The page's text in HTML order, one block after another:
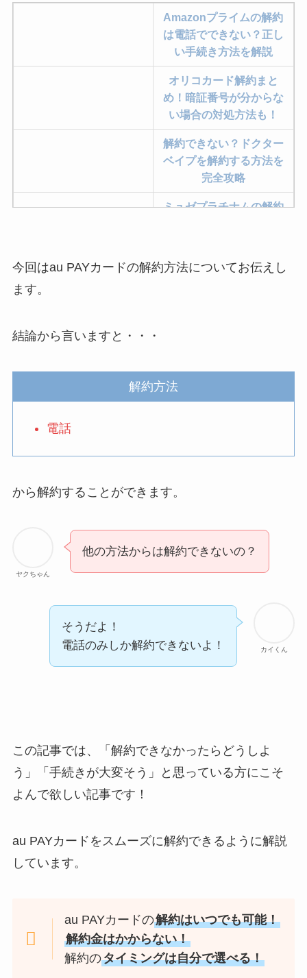
Amazonプライムの解約
は電話でできない？正し
い手続き方法を解説
オリコカード解約まと
め！暗証番号が分からな
い場合の対処方法も！
解約できない？ドクター
ベイプを解約する方法を
完全攻略
ミュゼプラチナムの解約
レミノの解約方法まと
ニューZの解約まとめ！
ワザ
解約できない？バロニー
を電話から解約する方法
今回はau PAYカードの解約方法についてお伝えし
ます。
結論から言いますと・・・
解約方法
電話
から解約することができます。
ヤクちゃん
他の方法からは解約できないの？
カイくん
そうだよ！
電話のみしか解約できないよ！
この記事では、「解約できなかったらどうしよ
う」「手続きが大変そう」と思っている方にこそ
よんで欲しい記事です！
au PAYカードをスムーズに解約できるように解説
しています。
au PAYカードの解約はいつでも可能！
解約金はかからない！
解約のタイミングは自分で選べる！